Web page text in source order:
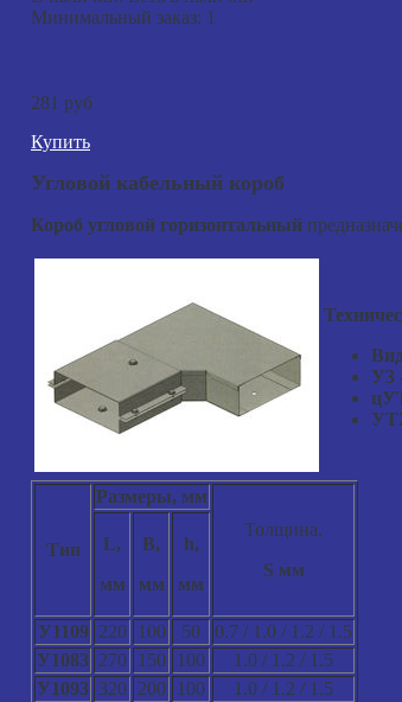
Минимальный заказ: 1
281 руб
Купить
Угловой кабельный короб
Короб угловой горизонтальный
У3
Тип
Размеры, мм
Толщина,
S мм
L,
мм
B,
мм
h,
мм
У1109 220 100 50
0.7 / 1.0 / 1.2 / 1.5
У1083 270 150 100
1.0 / 1.2 / 1.5
У1093 320 200 100 1.0 / 1.2 / 1.5